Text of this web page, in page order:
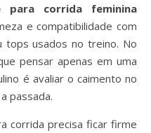
para corrida feminina
e compatibilidade com
tops usados no treino. No
pensar apenas em uma
é avaliar o caimento no
passada.
corrida precisa ficar firme